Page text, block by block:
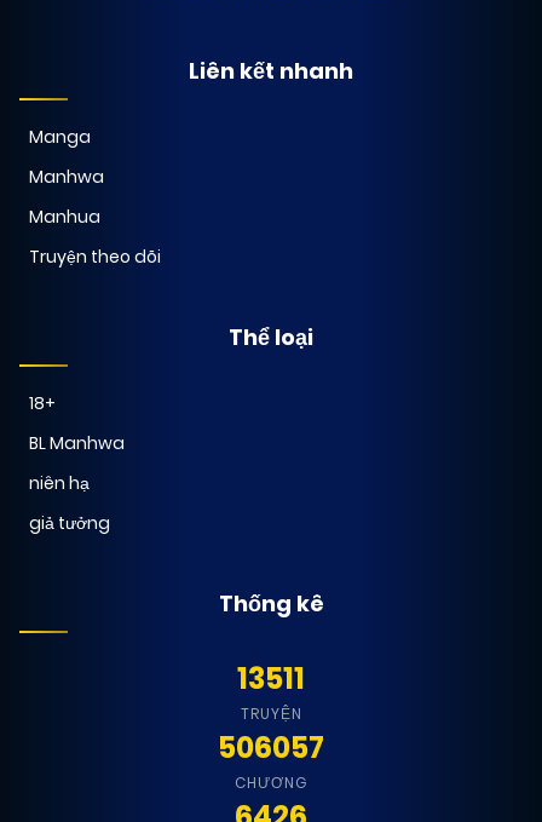
Liên kết nhanh
Manga
Manhwa
Manhua
Truyện theo dõi
Thể loại
18+
BL Manhwa
niên hạ
giả tưởng
Thống kê
13511
TRUYỆN
506057
CHƯƠNG